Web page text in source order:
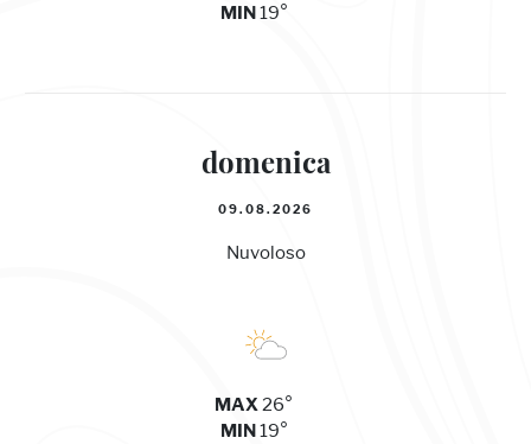
MIN19°
domenica
09.08.2026
Nuvoloso
MAX26°
MIN19°